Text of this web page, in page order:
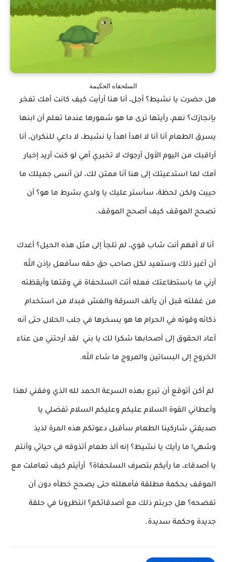
السلحفاه الحكيمة
هل حضرت يا نشيط؟ أجل، أنا هنا أرأيت كيف كانت أمك تفخر
بإنجازك؟ نعم، رأيتها ترى ما هو شعورها عندما تعلم أن ابنها
يسرق الطعام أنا أنا لا اهدأ اهدأ يا نشيط، لا داعي للنكران، أنا
أراقبك من اليوم الأول أرجوك لا تخبري أمي لو كنت أريد إخبار
أمك لما استدعيتك إلى هنا أنا ممتن لك، لن أنسى جميلك ما
حييت ولكن لحظة، سأستر عليك يا ولدي بشرط ما هو؟ أن
تصحح الموقف كيف أصحح الموقف.
أنا لا أفهم أنت شاب قوي، لم تلجأ إلى مثل هذه الحيل؟ أعدك
أن أغير ذلك وستعيد لكل صاحب حق حقه سأفعل بإذن الله
أرني ما باستطاعتك فعله أتت السلحفاة في وقتها وأيقظته
من غفلته قبل أن يألف السرقة والغش فبدلا من استخدام
ذكائه وقوته في الحرام ها هو يسخرها في جلب الحلال حتى أنه
أعاد الحقوق إلى أصحابها شكرا لك يا بني لقد أرحتني من عناء
الخروج إلى البساتين والمروج ما شاء الله.
لم أكن أتوقع أن تبرع بهذه السرعة الحمد لله الذي وفقني لهذا
وأعطاني القوة السلام عليكم وعليكم السلام تفضلي يا
صديقتي شاركينا الطعام سأقبل دعوتكم هذه المرة لذيذ
وشهي! ما رأيك يا نشيط؟ إنه ألذ طعام أتذوقه في حياتي وأنتم
يا أصدقاء، ما رأيكم بتصرف السلحفاة؟ أرأيتم كيف تعاملت مع
الموقف بحكمة مطلقة فأمهلته حتى يصحح خطأه دون أن
تفضحه؟ هل جربتم ذلك مع أصدقائكم؟ انتظرونا في حلقة
جديدة وحكمة سديدة.